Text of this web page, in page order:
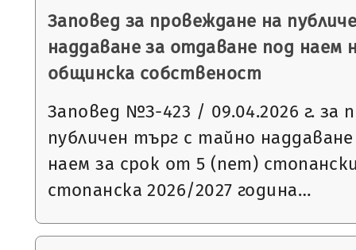
Заповед за провеждане на
наддаване за отдаване под наем
общинска собственост
Заповед №З-423 / 09.04.2026 г. за
публичен търг с тайно
наем за срок от 5 (пет)
стопанска 2026/2027 година…